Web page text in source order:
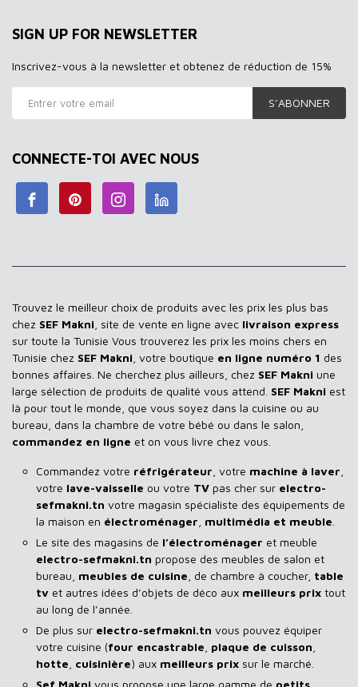
SIGN UP FOR NEWSLETTER
Inscrivez-vous à la newsletter et obtenez de réduction de 15%
S’ABONNER
CONNECTE-TOI AVEC NOUS
Trouvez le meilleur choix de produits avec les prix les plus bas
chez SEF Makni, site de vente en ligne avec livraison express
sur toute la Tunisie Vous trouverez les prix les moins chers en
Tunisie chez SEF Makni, votre boutique en ligne numéro 1 des
bonnes affaires. Ne cherchez plus ailleurs, chez SEF Makni une
large sélection de produits de qualité vous attend. SEF Makni est
là pour tout le monde, que vous soyez dans la cuisine ou au
bureau, dans la chambre de votre bébé ou dans le salon,
commandez en ligne et on vous livre chez vous.
Commandez votre réfrigérateur, votre machine à laver,
votre lave-vaisselle ou votre TV pas cher sur electro-
sefmakni.tn votre magasin spécialiste des équipements de
la maison en électroménager, multimédia et meuble.
Le site des magasins de l’électroménager et meuble
electro-sefmakni.tn propose des meubles de salon et
bureau, meubles de cuisine, de chambre à coucher, table
tv et autres idées d’objets de déco aux meilleurs prix tout
au long de l’année.
De plus sur electro-sefmakni.tn vous pouvez équiper
votre cuisine (four encastrable, plaque de cuisson,
hotte, cuisinière) aux meilleurs prix sur le marché.